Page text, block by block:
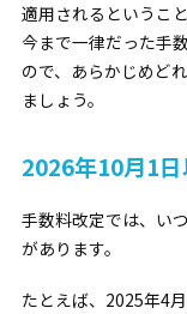
適用されるということ
今まで一律だった手
ので、あらかじめど
ましょう。
2026年10月1
手数料改定では、い
があります。
たとえば、2025年4